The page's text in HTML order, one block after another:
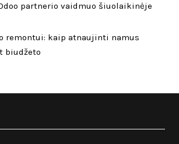
partnerio vaidmuo šiuolaikinėje
remontui: kaip atnaujinti namus
biudžeto